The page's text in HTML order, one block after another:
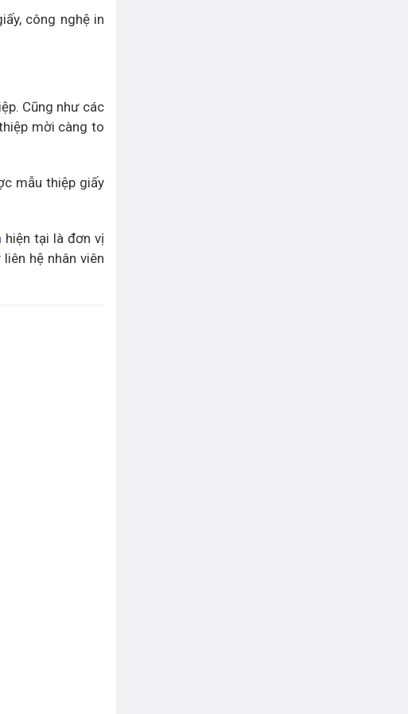
công nghệ in
Cũng như các
mời càng to
mẫu thiệp giấy
hiện tại là đơn vị
hệ nhân viên